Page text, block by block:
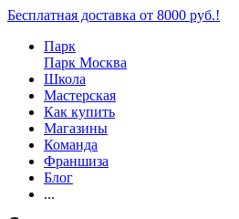
Бесплатная доставка от 8000 руб.!
Парк
Парк Москва
Школа
Мастерская
Как купить
Магазины
Команда
Франшиза
Блог
...